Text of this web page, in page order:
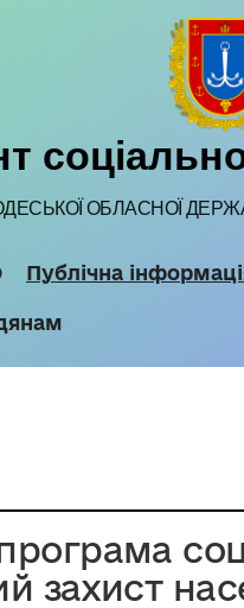
ОБЛАСНОЇ
Публічна
захист